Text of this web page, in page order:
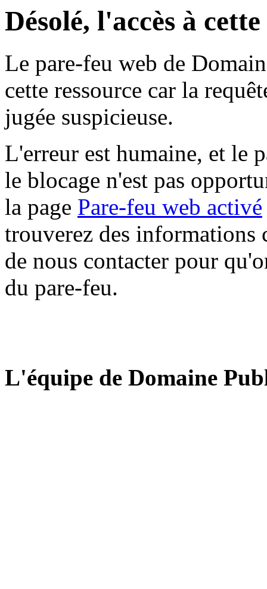
Désolé, l'accès à
Le pare-feu web de
cette ressource car la
jugée suspicieuse.
L'erreur est humaine, et le
le blocage n'est pas
la page Pare-feu web activé
trouverez des informations
de nous contacter pour
du pare-feu.
L'équipe de Domaine